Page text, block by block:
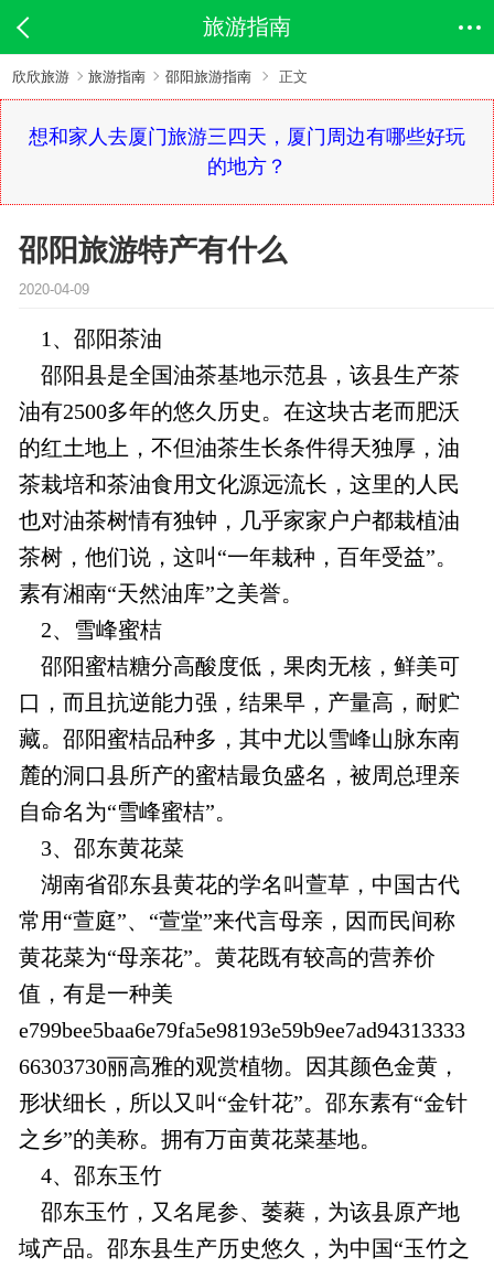
旅游指南
欣欣旅游 旅游指南 邵阳旅游指南 正文
想和家人去厦门旅游三四天，厦门周边有哪些好玩
的地方？
邵阳旅游特产有什么
2020-04-09
1、邵阳茶油
邵阳县是全国油茶基地示范县，该县生产茶
油有2500多年的悠久历史。在这块古老而肥沃
的红土地上，不但油茶生长条件得天独厚，油
茶栽培和茶油食用文化源远流长，这里的人民
也对油茶树情有独钟，几乎家家户户都栽植油
茶树，他们说，这叫“一年栽种，百年受益”。
素有湘南“天然油库”之美誉。
2、雪峰蜜桔
邵阳蜜桔糖分高酸度低，果肉无核，鲜美可
口，而且抗逆能力强，结果早，产量高，耐贮
藏。邵阳蜜桔品种多，其中尤以雪峰山脉东南
麓的洞口县所产的蜜桔最负盛名，被周总理亲
自命名为“雪峰蜜桔”。
3、邵东黄花菜
湖南省邵东县黄花的学名叫萱草，中国古代
常用“萱庭”、“萱堂”来代言母亲，因而民间称
黄花菜为“母亲花”。黄花既有较高的营养价
值，有是一种美
e799bee5baa6e79fa5e98193e59b9ee7ad94313333
66303730丽高雅的观赏植物。因其颜色金黄，
形状细长，所以又叫“金针花”。邵东素有“金针
之乡”的美称。拥有万亩黄花菜基地。
4、邵东玉竹
邵东玉竹，又名尾参、萎蕤，为该县原产地
域产品。邵东县生产历史悠久，为中国“玉竹之